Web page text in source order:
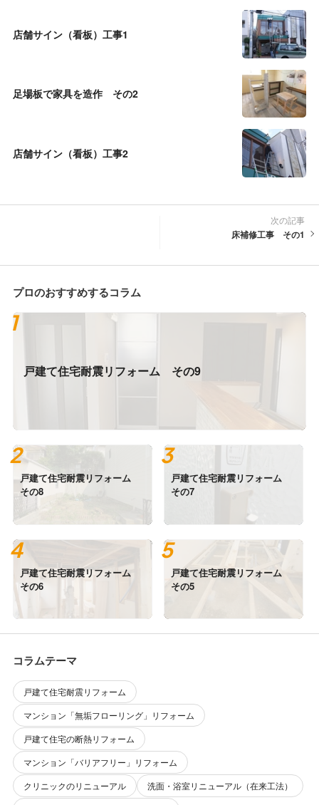
店舗サイン（看板）工事1
足場板で家具を造作 その2
店舗サイン（看板）工事2
次の記事
床補修工事 その1
プロのおすすめするコラム
戸建て住宅耐震リフォーム その9
戸建て住宅耐震リフォーム
その8
戸建て住宅耐震リフォーム
その7
戸建て住宅耐震リフォーム
その6
戸建て住宅耐震リフォーム
その5
コラムテーマ
戸建て住宅耐震リフォーム
マンション「無垢フローリング」リフォーム
戸建て住宅の断熱リフォーム
マンション「バリアフリー」リフォーム
クリニックのリニューアル
洗面・浴室リニューアル（在来工法）